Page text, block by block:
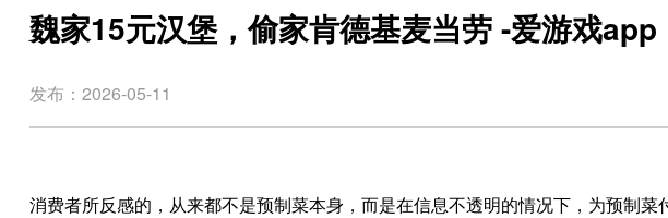
魏家15元汉堡，偷家肯德基麦当劳 -爱游戏app
发布：2026-05-11
消费者所反感的，从来都不是预制菜本身，而是在信息不透明的情况下，为预制菜